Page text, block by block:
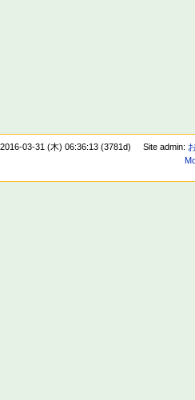
03-31 (木) 06:36:13 (3781d) Site admin: